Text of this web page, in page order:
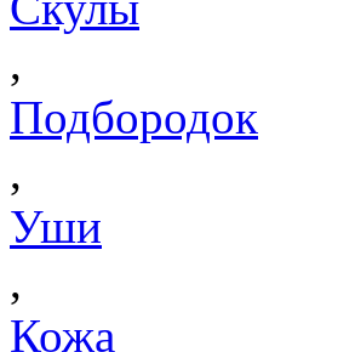
,
Подбородок
,
Уши
,
Кожа